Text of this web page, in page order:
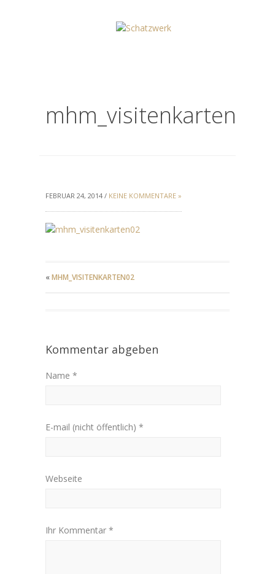
mhm_visitenkarten02
FEBRUAR 24, 2014 / KEINE KOMMENTARE »
«MHM_VISITENKARTEN02
Kommentar abgeben
Name *
E-mail (nicht öffentlich) *
Webseite
Ihr Kommentar *